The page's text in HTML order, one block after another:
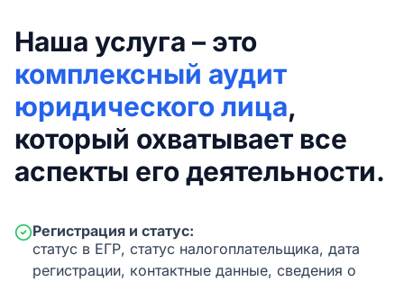
Наша услуга – это
комплексный аудит
юридического лица,
который охватывает все
аспекты его деятельности.
Регистрация и статус:
статус в ЕГР, статус налогоплательщика, дата
регистрации, контактные данные, сведения о